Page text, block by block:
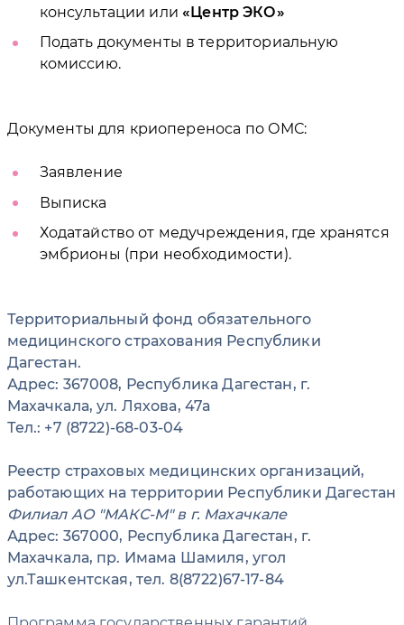
консультации или
Центр ЭКО
Подать документы в территориальную
комиссию.
Документы для криопереноса по ОМС:
Заявление
Выписка
Ходатайство от медучреждения, где хранятся
эмбрионы (при необходимости).
Территориальный фонд обязательного
медицинского страхования Республики
Дагестан.
Адрес: 367008, Республика Дагестан, г.
Махачкала, ул. Ляхова, 47а
Тел.: +7 (8722)-68-03-04
Реестр страховых медицинских организаций,
работающих на территории Республики Дагестан
Филиал АО "МАКС-М" в г. Махачкале
Адрес: 367000, Республика Дагестан, г.
Махачкала, пр. Имама Шамиля, угол
ул.Ташкентская, тел. 8(8722)67-17-84